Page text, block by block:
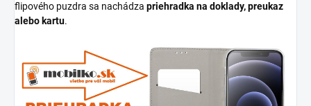
flipového puzdra sa nachádza priehradka na doklady, preukaz
alebo kartu.